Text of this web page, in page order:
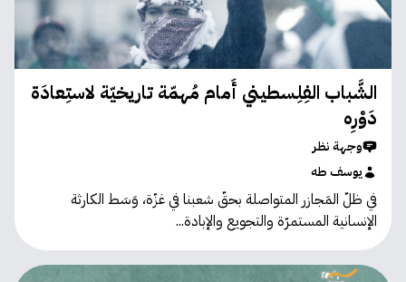
الشَّباب الفِلِسطيني أَمام مُهمّة تاريخيّة لاستِعادَة
دَوْرِه
وجهة نظر
يوسف طه
في ظلّ المَجازر المتواصلة بحقّ شعبنا في غزّة، وَسَط الكارثة
الإنسانية المستمرّة والتجويع والإبادة...